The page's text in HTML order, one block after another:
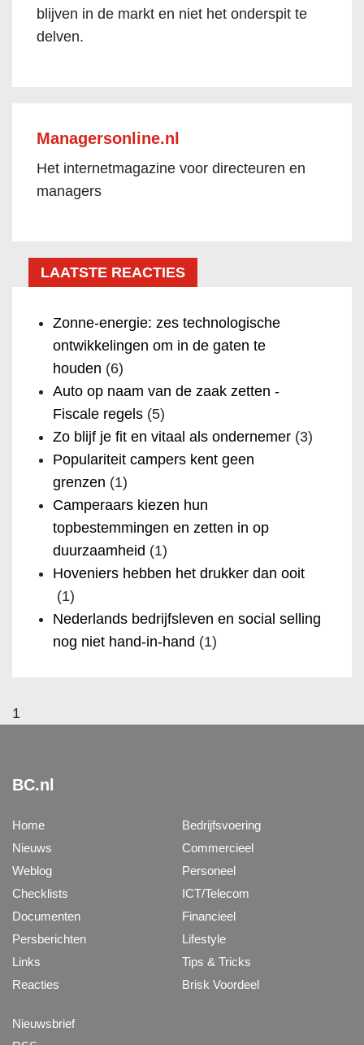
blijven in de markt en niet het onderspit te
delven.
Managersonline.nl
Het internetmagazine voor directeuren en
managers
LAATSTE REACTIES
Zonne-energie: zes technologische
ontwikkelingen om in de gaten te
houden (6)
Auto op naam van de zaak zetten -
Fiscale regels (5)
Zo blijf je fit en vitaal als ondernemer (3)
Populariteit campers kent geen
grenzen (1)
Camperaars kiezen hun
topbestemmingen en zetten in op
duurzaamheid (1)
Hoveniers hebben het drukker dan ooit
(1)
Nederlands bedrijfsleven en social selling
nog niet hand-in-hand (1)
1
BC.nl
Home
Nieuws
Weblog
Checklists
Documenten
Persberichten
Links
Reacties
Bedrijfsvoering
Commercieel
Personeel
ICT/Telecom
Financieel
Lifestyle
Tips & Tricks
Brisk Voordeel
Nieuwsbrief